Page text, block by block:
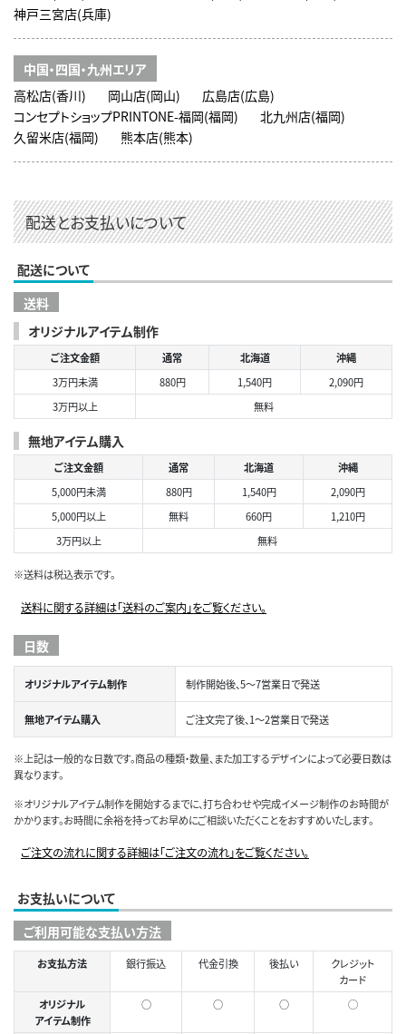
神戸三宮店(兵庫)
中国・四国・九州エリア
高松店(香川)
岡山店(岡山)
広島店(広島)
コンセプトショップPRINTONE-福岡(福岡)
北九州店(福岡)
久留米店(福岡)
熊本店(熊本)
配送とお支払いについて
配送について
送料
オリジナルアイテム制作
ご注文金額 通常 北海道
沖縄
3万円未満
880円 1,540円
2,090円
3万円以上
無料
無地アイテム購入
ご注文金額 通常 北海道
沖縄
5,000円未満
880円 1,540円
2,090円
5,000円以上
無料 660円
1,210円
3万円以上
無料
※送料は税込表示です。
送料に関する詳細は「送料のご案内」をご覧ください。
日数
オリジナルアイテム制作 制作開始後、5～7営業日で発送
無地アイテム購入 ご注文完了後、1～2営業日で発送
※上記は一般的な日数です。商品の種類・数量、また加工するデザインによって必要日数は
異なります。
※オリジナルアイテム制作を開始するまでに、打ち合わせや完成イメージ制作のお時間が
かかります。お時間に余裕を持ってお早めにご相談いただくことをおすすめいたします。
ご注文の流れに関する詳細は「ご注文の流れ」をご覧ください。
お支払いについて
ご利用可能な支払い方法
お支払方法 銀行振込 代金引換 後払い
クレジット
カード
オリジナル
アイテム制作
○ ○ ○ ◯